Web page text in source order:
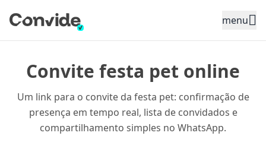
menu
Convite festa pet online
Um link para o convite da festa pet: confirmação de
presença em tempo real, lista de convidados e
compartilhamento simples no WhatsApp.